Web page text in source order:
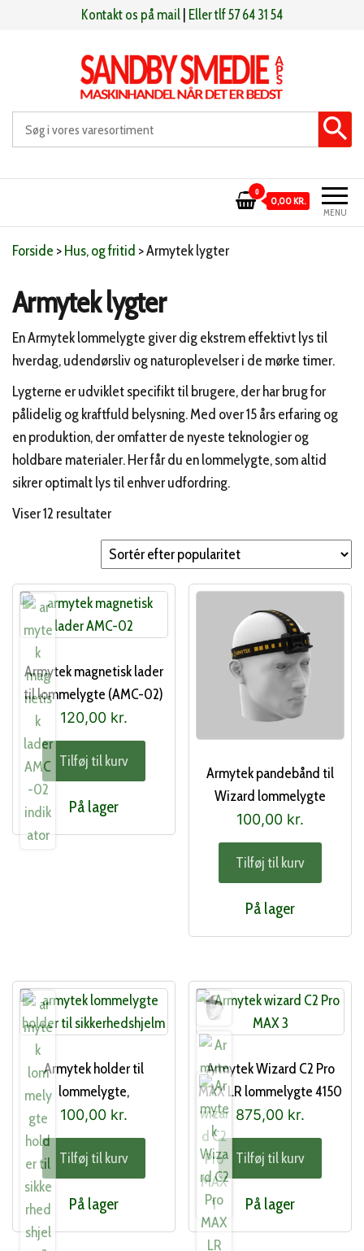
Kontakt os på mail Eller tlf 57 64 31 54
Sandby smeden Maskinhandel når det er bedst
MENU
0
0,00 KR.
Forside >Hus, og fritid >Armytek lygter
Armytek lygter
En Armytek lommelygte giver dig ekstrem effektivt lys til
hverdag, udendørsliv og naturoplevelser i de mørke timer.
Lygterne er udviklet specifikt til brugere, der har brug for
pålidelig og kraftfuld belysning. Med over 15 års erfaring og
en produktion, der omfatter de nyeste teknologier og
holdbare materialer. Her får du en lommelygte, som altid
sikrer optimalt lys til enhver udfordring.
Viser 12 resultaterSorteret
efter
popularitet
Armytek magnetisk lader
til lommelygte (AMC-02)
120,00 kr.
Tilføj til kurv
På lager
Armytek pandebånd til
Wizard lommelygte
100,00 kr.
Tilføj til kurv
På lager
Armytek holder til
lommelygte,
sikkerhedshjelm AHM-04
100,00 kr.
Tilføj til kurv
På lager
Armytek Wizard C2 Pro
MAX LR lommelygte 4150
Lumen
875,00 kr.
Tilføj til kurv
På lager